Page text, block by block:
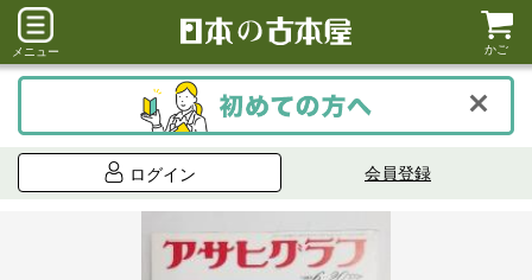
メニュー かご
ログイン 会員登録